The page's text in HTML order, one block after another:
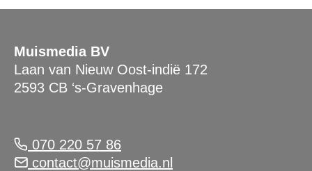
Muismedia BV
Laan van Nieuw Oost-indië 172
2593 CB ‘s-Gravenhage
070 220 57 86
contact@muismedia.nl